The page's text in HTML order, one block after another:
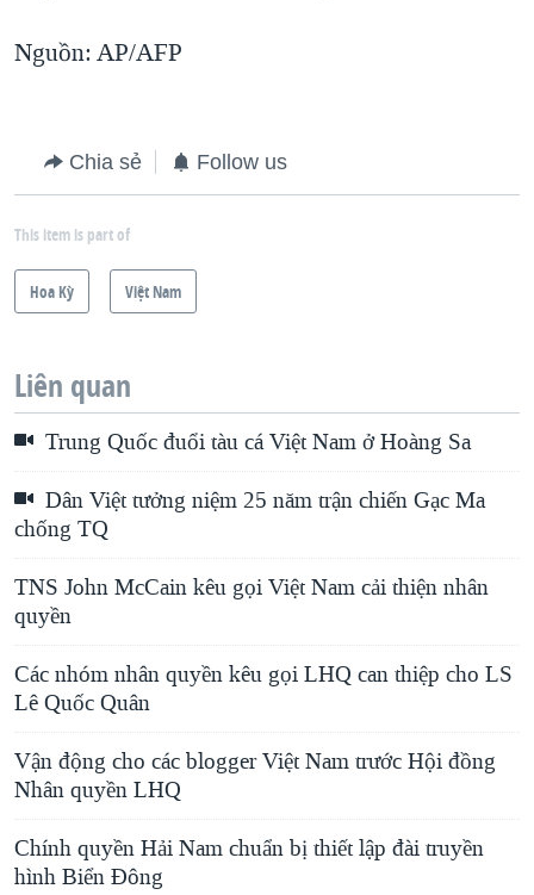
Nguồn: AP/AFP
Chia sẻ Follow us
This item is part of
Hoa Kỳ Việt Nam
Liên quan
Trung Quốc đuổi tàu cá Việt Nam ở Hoàng Sa
Dân Việt tưởng niệm 25 năm trận chiến Gạc Ma
chống TQ
TNS John McCain kêu gọi Việt Nam cải thiện nhân
quyền
Các nhóm nhân quyền kêu gọi LHQ can thiệp cho LS
Lê Quốc Quân
Vận động cho các blogger Việt Nam trước Hội đồng
Nhân quyền LHQ
Chính quyền Hải Nam chuẩn bị thiết lập đài truyền
hình Biển Đông